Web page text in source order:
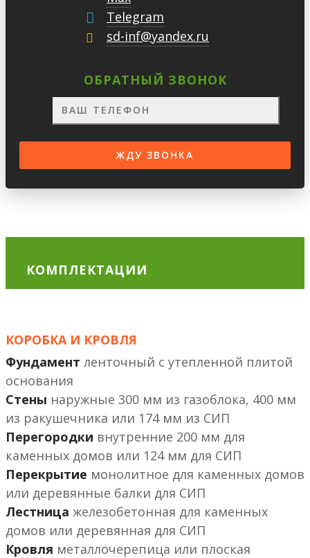
Telegram
sd-inf@yandex.ru
ОБРАТНЫЙ ЗВОНОК
КОМПЛЕКТАЦИИ
КОРОБКА И КРОВЛЯ
Фундамент ленточный с утепленной плитой
основания
Стены наружные 300 мм из газоблока, 400 мм
из ракушечника или 174 мм из СИП
Перегородки внутренние 200 мм
или 124 мм
Перекрытие монолитное
или деревянные балки
Лестница железобетонная
или деревянная
Кровля металлочерепица или плоская